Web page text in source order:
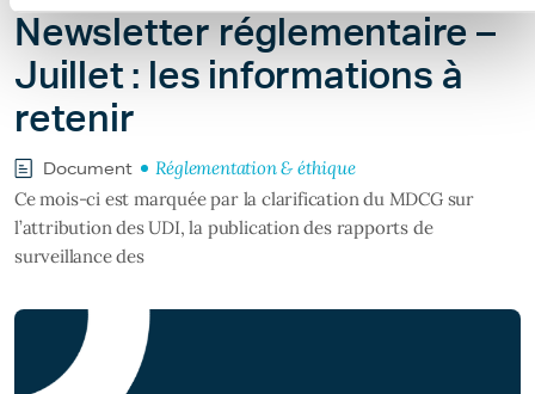
Newsletter réglementaire –
Juillet : les informations à
retenir
Document
Réglementation & éthique
Ce mois-ci est marquée par la clarification du MDCG sur
l’attribution des UDI, la publication des rapports de
surveillance des